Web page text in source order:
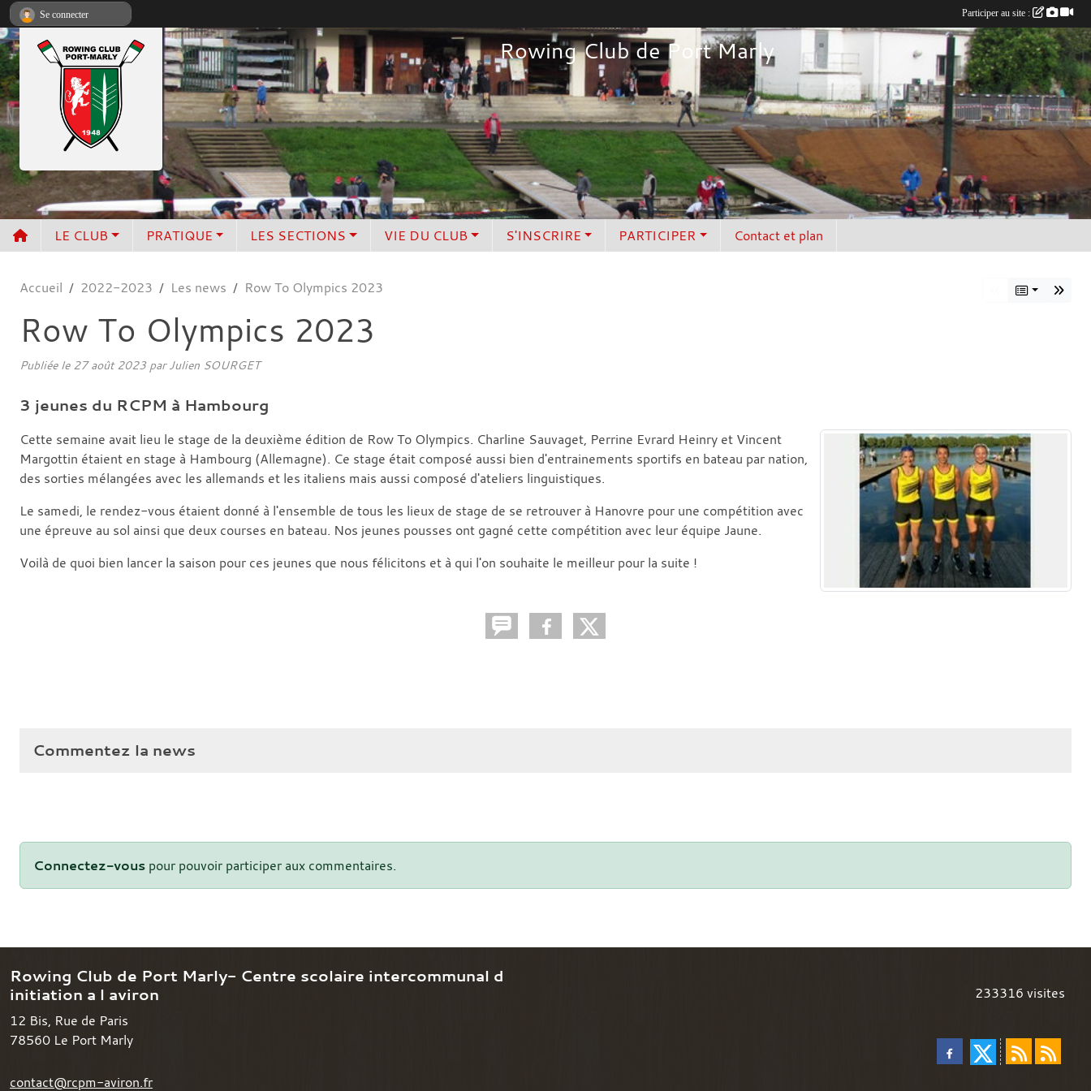
Rowing Club de Port Marly
LE CLUB PRATIQUE LES SECTIONS VIE DU CLUB S'INSCRIRE PARTICIPER Contact et plan
Accueil 2022-2023 Les news Row To Olympics 2023
Row To Olympics 2023
Publiée le 27 août 2023par Julien SOURGET
3 jeunes du RCPM à Hambourg
Cette semaine avait lieu le stage de la deuxième édition de Row To Olympics. Charline Sauvaget, Perrine Evrard Heinry et Vincent
Margottin étaient en stage à Hambourg (Allemagne). Ce stage était composé aussi bien d'entrainements sportifs en bateau par nation,
des sorties mélangées avec les allemands et les italiens mais aussi composé d'ateliers linguistiques.
Le samedi, le rendez-vous étaient donné à l'ensemble de tous les lieux de stage de se retrouver à Hanovre pour une compétition avec
une épreuve au sol ainsi que deux courses en bateau. Nos jeunes pousses ont gagné cette compétition avec leur équipe Jaune.
Voilà de quoi bien lancer la saison pour ces jeunes que nous félicitons et à qui l'on souhaite le meilleur pour la suite !
Commentez la news
Connectez-vous pour pouvoir participer aux commentaires.
Rowing Club de Port Marly- Centre scolaire intercommunal d
initiation a l aviron
12 Bis, Rue de Paris
78560 Le Port Marly
contact@rcpm-aviron.fr
233316 visites
Se connecter Participer au site :
Panneau de gestion des cookies